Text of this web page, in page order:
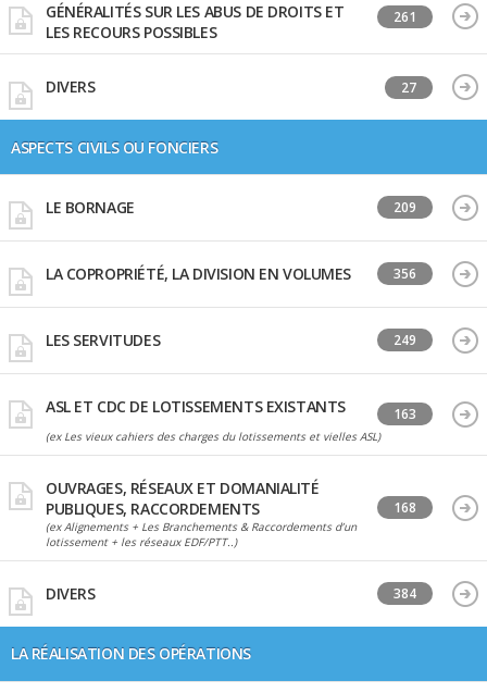
GÉNÉRALITÉS SUR LES ABUS DE DROITS ET
LES RECOURS POSSIBLES
261
DIVERS 27
ASPECTS CIVILS OU FONCIERS
LE BORNAGE 209
LA COPROPRIÉTÉ, LA DIVISION EN VOLUMES 356
LES SERVITUDES 249
ASL ET CDC DE LOTISSEMENTS EXISTANTS
(ex Les vieux cahiers des charges du lotissements et vielles ASL)
163
OUVRAGES, RÉSEAUX ET DOMANIALITÉ
PUBLIQUES, RACCORDEMENTS
(ex Alignements + Les Branchements & Raccordements d’un
lotissement + les réseaux EDF/PTT..)
168
DIVERS 384
LA RÉALISATION DES OPÉRATIONS